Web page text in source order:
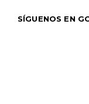
SÍGUENOS EN